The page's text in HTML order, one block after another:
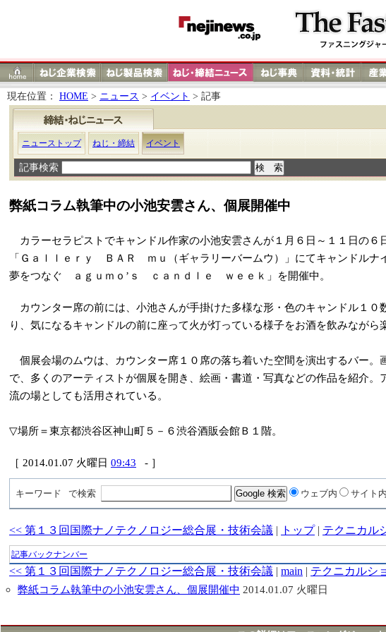
現在位置： HOME > ニュース > イベント > 記事
ニューストップ ねじ・締結 イベント
記事検索
弊紙コラム執筆中の小池安雲さん、個展開催中
カラーセラピストでキャンドル作家の小池安雲さんが１月６日～１１日の６
「Ｇａｌｌｅｒｙ ＢＡＲ ｍｕ（ギャラリーバームウ）」にてキャンドルナ
夢をつなぐ ａｇｕｍｏ’ｓ ｃａｎｄｌｅ ｗｅｅｋ」を開催中。
カウンター席の前には、小池さんが手掛けた多様な形・色のキャンドル１０
り、気になるキャンドルの前に座って火が灯っている様子をお酒を飲みながら
個展会場のムウは、カウンター席１０席の落ち着いた空間を演出するバー。
で、多くのアーティストが個展を開き、絵画・書道・写真などの作品を紹介。
流の場としても活用されている。
▽場所＝東京都渋谷区神山町５－６渋谷酒販会館Ｂ１階。
［ 2014.01.07 火曜日 09:43 - ］
キーワード で検索 ウェブ内 サイト内
<< 第１３回国際ナノテクノロジー総合展・技術会議 | トップ| テクニカル
記事バックナンバー
<< 第１３回国際ナノテクノロジー総合展・技術会議 | main | テクニカルシ
弊紙コラム執筆中の小池安雲さん、個展開催中 2014.01.07 火曜日